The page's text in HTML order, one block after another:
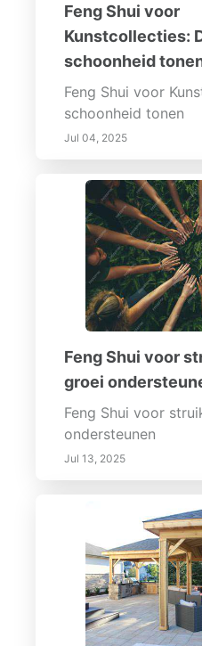
Feng Shui voor
Kunstcollecties:
schoonheid
Feng Shui voor
schoonheid tonen
Jul 04, 2025
Feng Shui voor
groei
Feng Shui voor
ondersteunen
Jul 13, 2025